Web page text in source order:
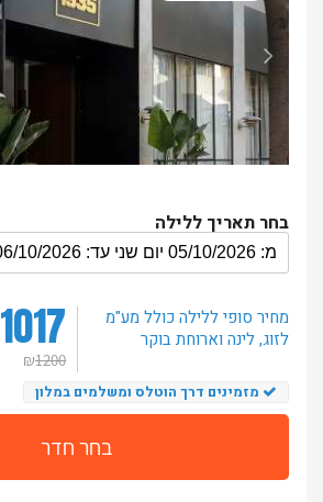
בחר תאריך ללילה
1017
₪1200
מחיר סופי ללילה כולל מע"מ
לזוג, לינה וארוחת בוקר
מזמינים דרך הוטלס ומשלמים במלון
בחר חדר